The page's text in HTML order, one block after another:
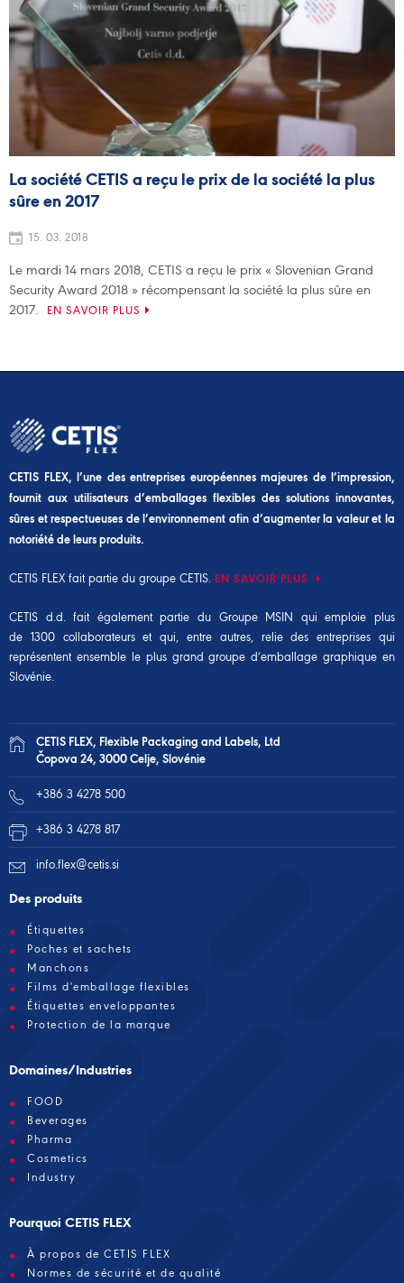
La société CETIS a reçu le prix de la société la plus
sûre en 2017
15. 03. 2018
Le mardi 14 mars 2018, CETIS a reçu le prix « Slovenian Grand
Security Award 2018 » récompensant la société la plus sûre en
2017.
EN SAVOIR PLUS
CETIS FLEX, l’une des entreprises européennes majeures de l’impression,
fournit aux utilisateurs d’emballages flexibles des solutions innovantes,
sûres et respectueuses de l’environnement afin d’augmenter la valeur et la
notoriété de leurs produits.
CETIS FLEX fait partie du groupe CETIS. EN SAVOIR PLUS
CETIS d.d. fait également partie du Groupe MSIN
qui emploie plus
de 1300 collaborateurs et qui, entre autres, relie des entreprises qui
représentent ensemble le plus grand groupe d’emballage graphique en
Slovénie.
CETIS FLEX, Flexible Packaging and Labels, Ltd
Čopova 24, 3000 Celje, Slovénie
+386 3 4278 500
+386 3 4278 817
info.flex@cetis.si
Des produits
Étiquettes
Poches et sachets
Manchons
Films d'emballage flexibles
Étiquettes enveloppantes
Protection de la marque
Domaines/Industries
FOOD
Beverages
Pharma
Cosmetics
Industry
Pourquoi CETIS FLEX
À propos de CETIS FLEX
Normes de sécurité et de qualité